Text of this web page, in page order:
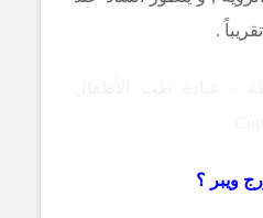
تقريباً .
ويبر ؟